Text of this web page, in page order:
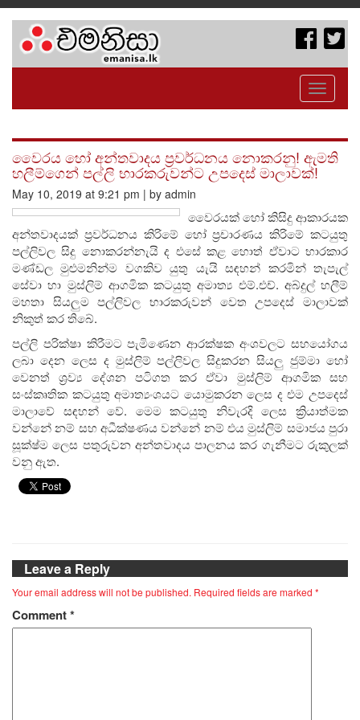
Toggle
වෛරය හෝ අන්තවාදය ප්‍රවර්ධනය නොකරනු! ඇමති
හලීම්ගෙන් පල්ලි භාරකරුවන්ට උපදෙස් මාලාවක්!
May 10, 2019 at 9:21 pm | by admin
වෛරයක් හෝ කිසිදු ආකාරයක
අන්තවාදයක් ප්‍රවර්ධනය කිරිමේ හෝ ප්‍රචාරණය කිරිමේ කටයුතු
පල්ලිවල සිදු නොකරන්නැයි ද එසේ කළ හොත් ඒවාට භාරකාර
මණ්ඩල මුළුමනින්ම වගකිව යුතු යැයි සඳහන් කරමින් තැපැල්
සේවා හා මුස්ලිම් ආගමික කටයුතු අමාත්‍ය එම්.එච්. අබ්දුල් හලීම්
මහතා සියලුම පල්ලිවල භාරකරුවන් වෙත උපදෙස් මාලාවක්
නිකුත් කර තිබේ.
පල්ලි පරික්ෂා කිරීමට පැමිණෙන ආරක්ෂක අංශවලට සහයෝගය
ලබා දෙන ලෙස ද මුස්ලිම් පල්ලිවල සිදුකරන සියලු ජුම්මා හෝ
වෙනත් ශ්‍රව්‍ය දේශන පටිගත කර ඒවා මුස්ලිම් ආගමික සහ
සංස්කෘතික කටයුතු අමාත්‍යංශයට යොමුකරන ලෙස ද එම උපදෙස්
මාලාවේ සඳහන් වේ. මෙම කටයුතු නිවැරදි ලෙස ක්‍රියාත්මක
වන්නේ නම් සහ අධීක්ෂණය වන්නේ නම් එය මුස්ලිම් සමාජය පුරා
සූක්ෂ්ම ලෙස පතුරුවන අන්තවාදය පාලනය කර ගැනීමට රුකුලක්
වනු ඇත.
Leave a Reply
Your email address will not be published. Required fields are marked *
Comment*